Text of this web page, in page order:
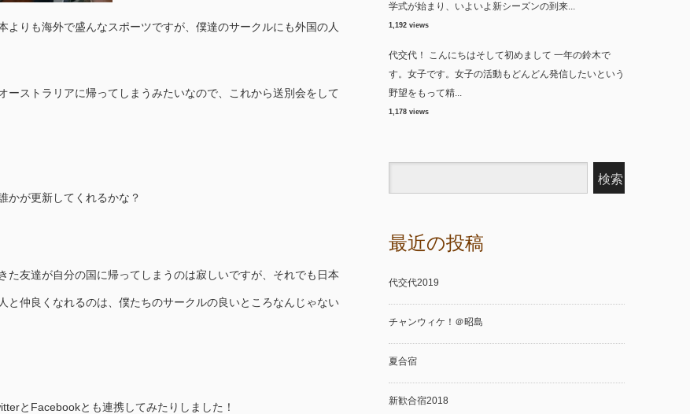
よりも海外で盛んなスポーツですが、僕達のサークルにも外国の人
ーストラリアに帰ってしまうみたいなので、これから送別会をして
かが更新してくれるかな？
た友達が自分の国に帰ってしまうのは寂しいですが、それでも日本
と仲良くなれるのは、僕たちのサークルの良いところなんじゃない
とFacebookとも連携してみたりしました！
学式が始まり、いよいよ新シーズンの到来...
1,192 views
代交代！
こんにちはそして初めまして 一年の鈴木で
す。女子です。女子の活動もどんどん発信したいという
野望をもって精...
1,178 views
最近の投稿
代交代2019
チャンウィケ！＠昭島
夏合宿
新歓合宿2018